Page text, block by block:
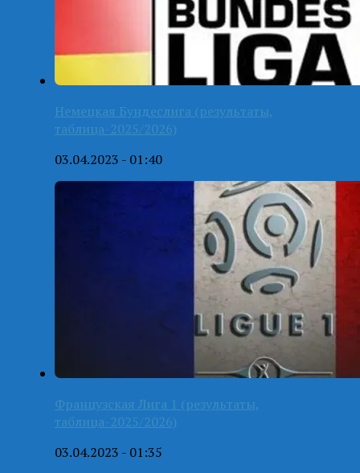
Немецкая Бундеслига (результаты,
таблица-2025/2026)
03.04.2023 - 01:40
Французская Лига 1 (результаты,
таблица-2025/2026)
03.04.2023 - 01:35